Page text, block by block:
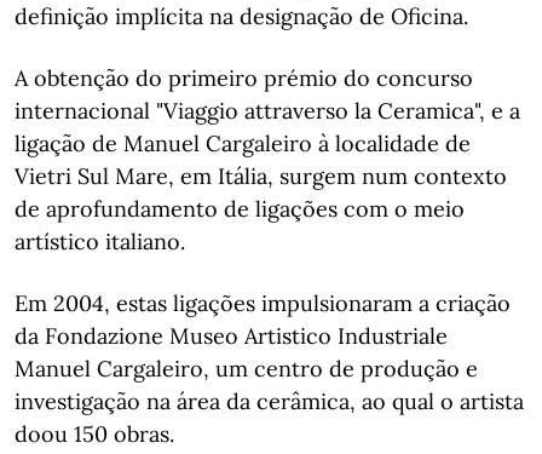
definição implícita na designação de Oficina.
A obtenção do primeiro prémio do concurso
internacional "Viaggio attraverso la Ceramica", e a
ligação de Manuel Cargaleiro à localidade de
Vietri Sul Mare, em Itália, surgem num contexto
de aprofundamento de ligações com o meio
artístico italiano.
Em 2004, estas ligações impulsionaram a criação
da Fondazione Museo Artistico Industriale
Manuel Cargaleiro, um centro de produção e
investigação na área da cerâmica, ao qual o artista
doou 150 obras.